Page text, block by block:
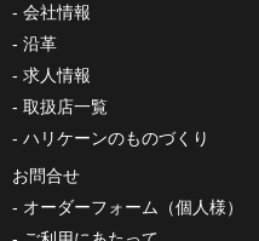
会社情報
沿革
求人情報
取扱店一覧
ハリケーンのものづくり
お問合せ
オーダーフォーム（個人様）